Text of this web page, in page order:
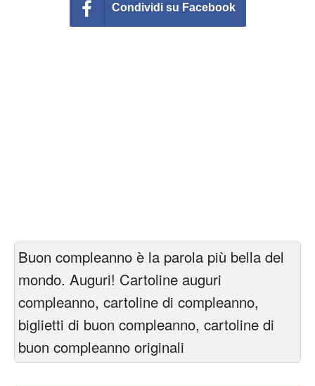
Condividi su Facebook
Buon compleanno è la parola più bella del
mondo. Auguri! Cartoline auguri
compleanno, cartoline di compleanno,
biglietti di buon compleanno, cartoline di
buon compleanno originali